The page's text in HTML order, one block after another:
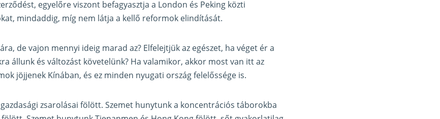
egyelőre viszont befagyasztja a London és Peking közti
mindaddig, míg nem látja a kellő reformok elindítását.
de vajon mennyi ideig marad az? Elfelejtjük az egészet, ha véget ér a
állunk és változást követelünk? Ha valamikor, akkor most van itt az
jöjjenek Kínában, és ez minden nyugati ország felelőssége is.
zsarolásai fölött. Szemet hunytunk a koncentrációs táborokba